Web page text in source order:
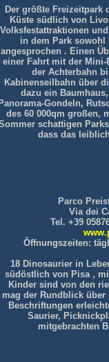
Der größte Freizeitpark
Küste südlich von
Volksfestattraktionen
in dem Park
angesprochen . Einen
einer Fahrt mit der Mini-
der Achterbahn
Kabinenseilbahn über
dazu ein
Panorama-Gondeln,
des 60 000qm großen,
schattigen
dass das
Parco
Via dei
Tel. +39
Öffnungszeiten:
18 Dinosaurier in
südöstlich von Pisa ,
Kinder sind von den
mag der Rundblick über
Beschriftungen
Saurier,
mitgebrachten